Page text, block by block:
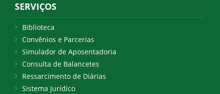
SERVIÇOS
Biblioteca
Convênios e Parcerias
Simulador de Aposentadoria
Consulta de Balancetes
Ressarcimento de Diárias
Sistema Jurídico